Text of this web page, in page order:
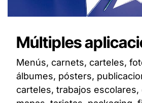
Múltiples
Menús, carnets, carteles,
álbumes, pósters,
carteles, trabajos escolares,